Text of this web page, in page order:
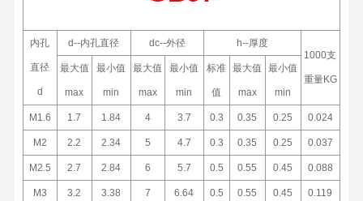
内孔
直径
d
d--内孔直径 dc--外径
h--厚度
1000支
重量KG
最大值
max
最小值
min
最大值
max
最小值
min
标准
值
最大值
max
最小值
min
M1.6 1.7 1.84 4 3.7 0.3 0.35 0.25 0.024
M2 2.2 2.34 5 4.7 0.3 0.35 0.25 0.037
M2.5 2.7 2.84 6 5.7 0.5 0.55 0.45 0.088
M3 3.2 3.38 7 6.64 0.5 0.55 0.45 0.119